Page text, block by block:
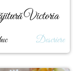
Victoria
Descriere